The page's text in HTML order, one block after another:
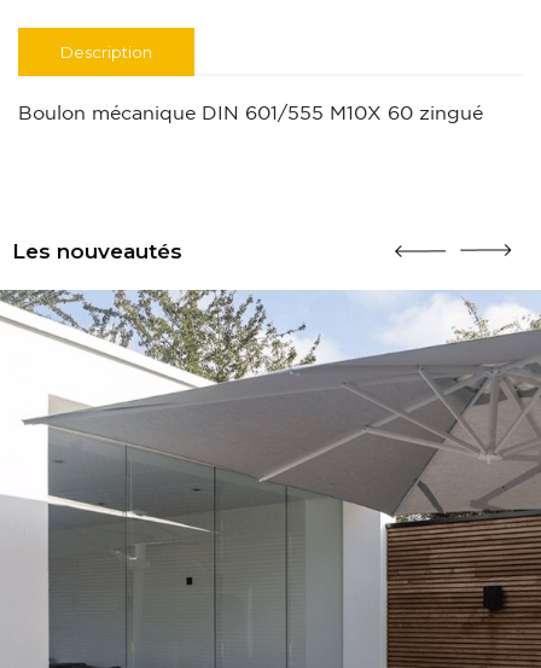
Description
Boulon mécanique DIN 601/555 M10X 60 zingué
Les nouveautés